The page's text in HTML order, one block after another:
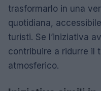
trasformarlo in una
quotidiana,
turisti. Se l’iniziativa
contribuire a ridurre il
atmosferico.